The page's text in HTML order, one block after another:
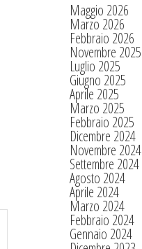
Maggio 2026
Marzo 2026
Febbraio 2026
Novembre 2025
Luglio 2025
Giugno 2025
Aprile 2025
Marzo 2025
Febbraio 2025
Dicembre 2024
Novembre 2024
Settembre 2024
Agosto 2024
Aprile 2024
Marzo 2024
Febbraio 2024
Gennaio 2024